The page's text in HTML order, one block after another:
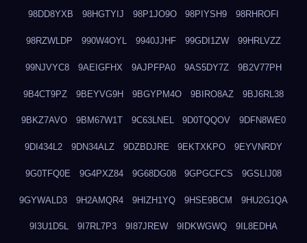
98DD8YXB 98HGTYIJ 98P1JO9O 98PIYSH9 98RHROFI
98RZWLDP 990W4OYL 9940JJHF 99GDI1ZW 99HRLVZZ
99NJVYC8 9AEIGFHX 9AJPFPA0 9AS5DY7Z 9B2V77PH
9B4CT9PZ 9BEYVG9H 9BGYPM4O 9BIRO8AZ 9BJ6RL38
9BKZ7AVO 9BM67W1T 9C63LNEL 9D0TQQOV 9DFN8WE0
9DI434L2 9DN34ALZ 9DZBDJRE 9EKTXKPO 9EYVNRDY
9G0TFQ0E 9G4PXZ84 9G68DG08 9GPGCFCS 9GSLIJ08
9GYWALD3 9H2AMQR4 9HIZH1YQ 9HSE9BCM 9HU2G1QA
9I3U1D5L 9I7RL7P3 9I87JREW 9IDKWGWQ 9IL8EDHA